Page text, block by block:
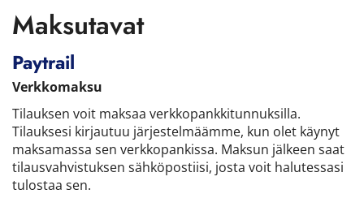
Maksutavat
Paytrail
Verkkomaksu
Tilauksen voit maksaa verkkopankkitunnuksilla.
Tilauksesi kirjautuu järjestelmäämme, kun olet käynyt
maksamassa sen verkkopankissa. Maksun jälkeen saat
tilausvahvistuksen sähköpostiisi, josta voit halutessasi
tulostaa sen.